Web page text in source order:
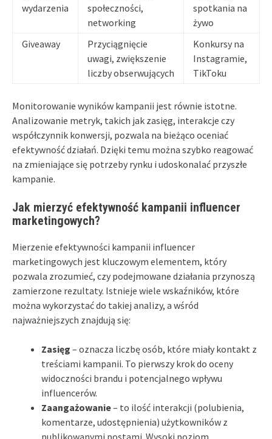
wydarzenia
społeczności,
networking
spotkania na
żywo
Giveaway
Przyciągnięcie
uwagi, zwiększenie
liczby obserwujących
Konkursy na
Instagramie,
TikToku
Monitorowanie wyników kampanii jest równie istotne.
Analizowanie metryk, takich jak zasięg, interakcje czy
współczynnik konwersji, pozwala na bieżąco oceniać
efektywność działań. Dzięki temu można szybko reagować
na zmieniające się potrzeby rynku i udoskonalać przyszłe
kampanie.
Jak mierzyć efektywność kampanii influencer
marketingowych?
Mierzenie efektywności kampanii influencer
marketingowych jest kluczowym elementem, który
pozwala zrozumieć, czy podejmowane działania przynoszą
zamierzone rezultaty. Istnieje wiele wskaźników, które
można wykorzystać do takiej analizy, a wśród
najważniejszych znajdują się:
Zasięg – oznacza liczbę osób, które miały kontakt z
treściami kampanii. To pierwszy krok do oceny
widoczności brandu i potencjalnego wpływu
influencerów.
Zaangażowanie– to ilość interakcji (polubienia,
komentarze, udostępnienia) użytkowników z
publikowanymi postami. Wysoki poziom